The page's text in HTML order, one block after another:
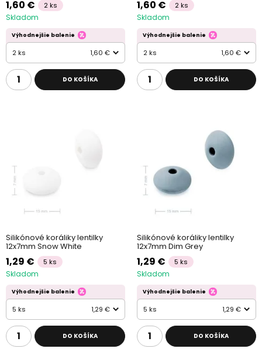
1,60 € 2 ks
Skladom
Výhodnejšie balenie
2 ks 1,60 €
DO KOŠÍKA
1,60 € 2 ks
Skladom
Výhodnejšie balenie
2 ks 1,60 €
DO KOŠÍKA
Silikónové koráliky lentilky
12x7mm Snow White
1,29 € 5 ks
Skladom
Výhodnejšie balenie
5 ks 1,29 €
DO KOŠÍKA
Silikónové koráliky lentilky
12x7mm Dim Grey
1,29 € 5 ks
Skladom
Výhodnejšie balenie
5 ks 1,29 €
DO KOŠÍKA